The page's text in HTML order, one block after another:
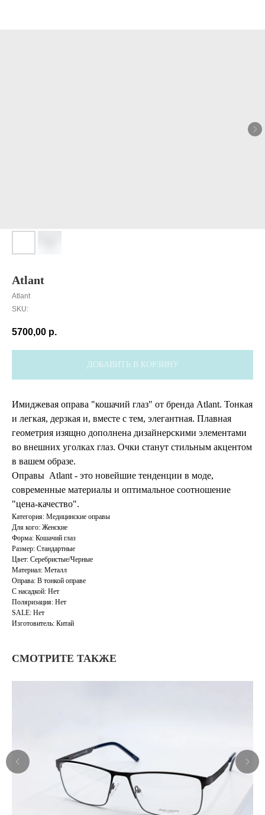
Atlant
Atlant
SKU:
5700,00 р.
ДОБАВИТЬ В КОРЗИНУ
Имиджевая оправа "кошачий глаз" от бренда Atlant. Тонкая
и легкая, дерзкая и, вместе с тем, элегантная. Плавная
геометрия изящно дополнена дизайнерскими элементами
во внешних уголках глаз. Очки станут стильным акцентом
в вашем образе.
Оправы Atlant - это новейшие тенденции в моде,
современные материалы и оптимальное соотношение
"цена-качество".
Категория: Медицинские оправы
Для кого: Женские
Форма: Кошачий глаз
Размер: Стандартные
Цвет: Серебристые/Черные
Материал: Металл
Оправа: В тонкой оправе
С насадкой: Нет
Поляризация: Нет
SALE: Нет
Изготовитель: Китай
СМОТРИТЕ ТАКЖЕ